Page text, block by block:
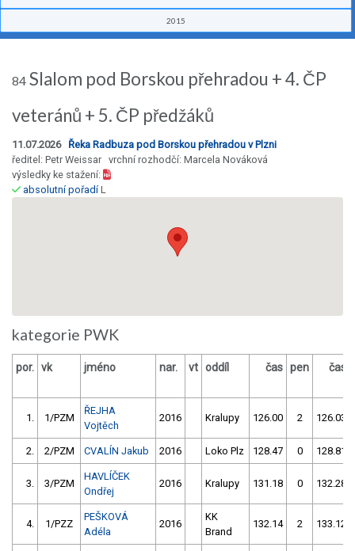
2015
84 Slalom pod Borskou přehradou + 4. ČP
veteránů + 5. ČP předžáků
11.07.2026 Řeka Radbuza pod Borskou přehradou v Plzni
ředitel: Petr Weissar vrchní rozhodčí: Marcela Nováková
výsledky ke stažení:
absolutní pořadíL
kategorie PWK
por. vk jméno nar. vt oddíl čas pen čas
1. 1/PZM
ŘEJHA
Vojtěch
2016 Kralupy 126.00 2 126.03
2. 2/PZM CVALÍN Jakub 2016 Loko Plz 128.47 0 128.81
3. 3/PZM
HAVLÍČEK
Ondřej
2016 Kralupy 131.18 0 132.28
4. 1/PZZ
PEŠKOVÁ
Adéla
2016
KK
Brand
132.14 2 133.12